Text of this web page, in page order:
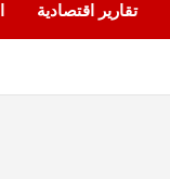
تقارير اقتصادية